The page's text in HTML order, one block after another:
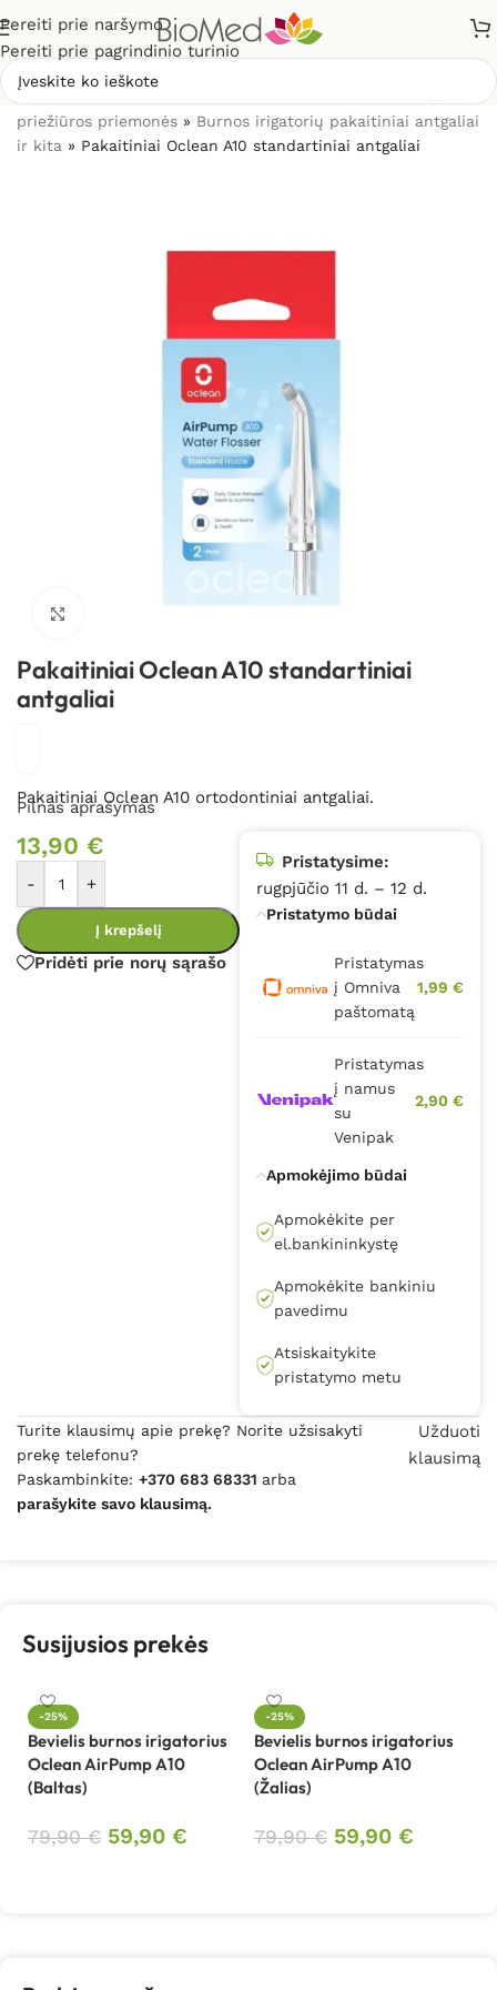
Pereiti prie naršymo
Pereiti prie pagrindinio turinio
priežiūros priemonės » Burnos irigatorių pakaitiniai antgaliai
ir kita » Pakaitiniai Oclean A10 standartiniai antgaliai
Pakaitiniai Oclean A10 standartiniai
antgaliai
Pakaitiniai Oclean A10 ortodontiniai antgaliai.
Pilnas aprašymas
13,90 €
- +
Į krepšelį
Pridėti prie norų sąrašo
Pristatysime:
rugpjūčio 11 d. – 12 d.
Pristatymo būdai
Pristatymas
į Omniva
paštomatą
1,99 €
Pristatymas
į namus
su
Venipak
2,90 €
Apmokėjimo būdai
Apmokėkite per
el.bankininkystę
Apmokėkite bankiniu
pavedimu
Atsiskaitykite
pristatymo metu
Turite klausimų apie prekę? Norite užsisakyti
prekę telefonu?
Paskambinkite: +370 683 68331 arba
parašykite savo klausimą.
Užduoti
klausimą
Susijusios prekės
-25%
Bevielis burnos irigatorius
Oclean AirPump A10
(Baltas)
79,90€ 59,90 €
-25%
Bevielis burnos irigatorius
Oclean AirPump A10
(Žalias)
79,90€ 59,90 €